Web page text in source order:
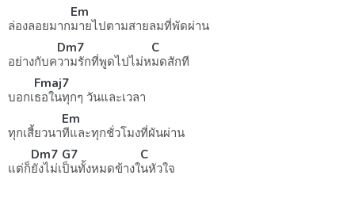
ล่องลอยมาก
Em
มายไปตามสายลมที่พัดผ่าน
อย่างกับค
Dm7
วามรักที่พูดไปไม่ห
C
มดสักที
บอกเ
Fmaj7
ธอในทุกๆ วันและเวลา
ทุกเสี้ยวนา
Em
ทีและทุกชั่วโมงที่ผันผ่าน
แต่ก็
Dm7
ยังไม่เ
G7
ป็นทั้งหมดข้างใ
C
นหัวใจ